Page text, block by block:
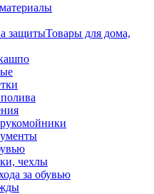
защитыТовары для дома,
чехлы
за обувью